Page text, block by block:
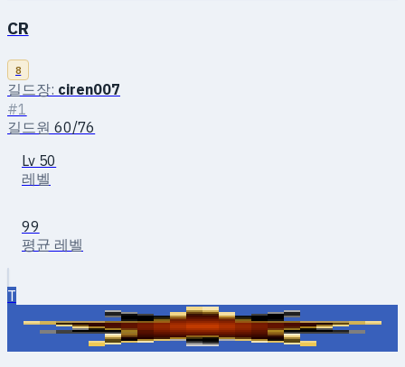
CR
8
길드장: ciren007
#1
길드원 60/76
Lv 50
레벨
99
평균 레벨
T